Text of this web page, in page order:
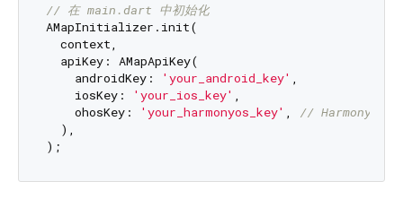
// 在 main.dart 中初始化
AMapInitializer.init(
  context,
  apiKey: AMapApiKey(
    androidKey:
'your_android_key' ,
    iosKey:
'your_ios_key' ,
    ohosKey:
'your_harmonyos_key' , // HarmonyOS
  ),